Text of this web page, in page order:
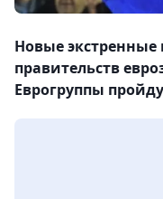
Новые экстренные
правительств
Еврогруппы